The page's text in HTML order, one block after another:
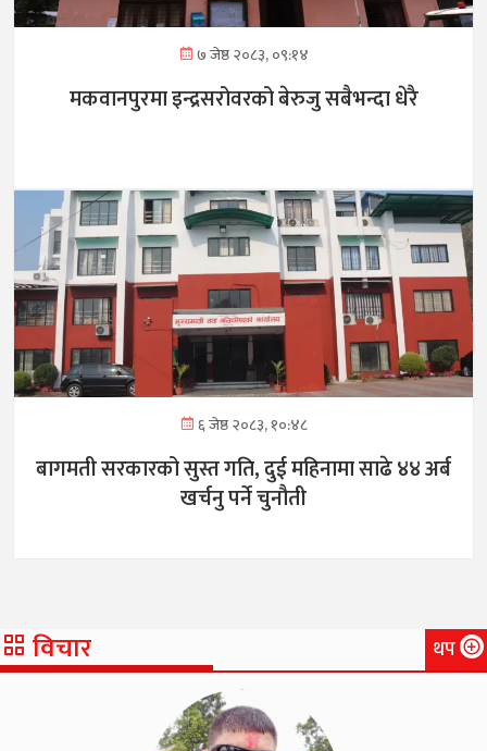
७ जेष्ठ २०८३, ०९:१४
मकवानपुरमा इन्द्रसरोवरको बेरुजु सबैभन्दा धेरै
६ जेष्ठ २०८३, १०:४८
बागमती सरकारको सुस्त गति, दुई महिनामा साढे ४४ अर्ब
खर्चनु पर्ने चुनौती
विचार थप